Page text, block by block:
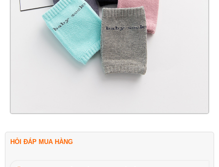
HỎI ĐÁP MUA HÀNG